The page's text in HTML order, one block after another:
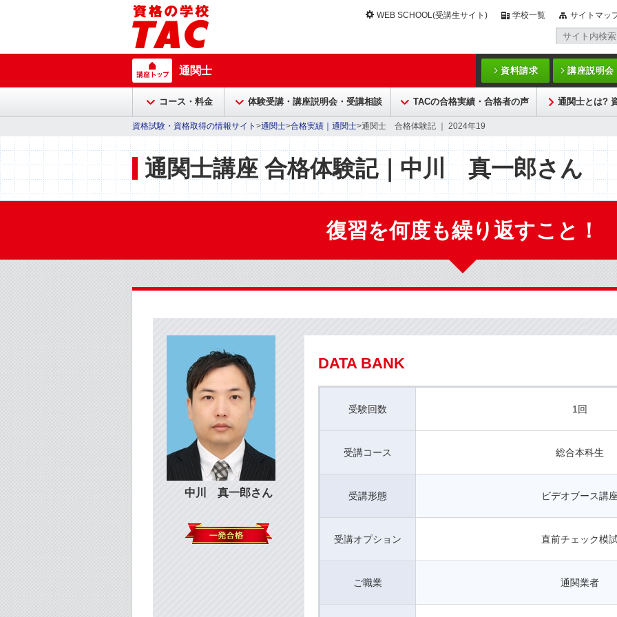
WEB SCHOOL(受講生サイト) 学校一覧 サイトマッ
通関士 資料請求 講座説明会
コース・料金 体験受講・講座説明会・受講相談 TACの合格実績・合格者の声 通関士とは?
資格試験・資格取得の情報サイト >通関士>合格実績｜通関士>通関士 合格体験記 ｜ 2024年19
通関士講座 合格体験記｜中川 真一郎さん
復習を何度も繰り返すこと！
中川 真一郎さん
DATA BANK
受験回数 1回
受講コース 総合本科生
受講形態 ビデオブース講
受講オプション 直前チェック模
ご職業 通関業者